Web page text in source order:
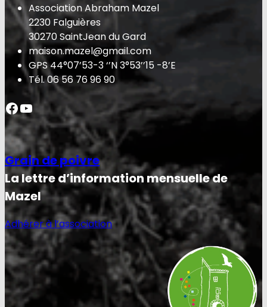
Association Abraham Mazel
2230 Falguières
30270 SaintJean du Gard
maison.mazel@gmail.com
GPS 44°07’53-3 ‘’N 3°53’’15 -8’E
Tél. 06 56 76 96 90
Facebook YouTube
Grain de poivre
La lettre d’information mensuelle de
Mazel
Adhérer à l’association